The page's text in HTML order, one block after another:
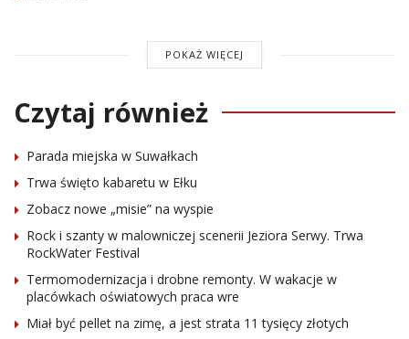
POKAŻ WIĘCEJ
Czytaj również
Parada miejska w Suwałkach
Trwa święto kabaretu w Ełku
Zobacz nowe „misie” na wyspie
Rock i szanty w malowniczej scenerii Jeziora Serwy. Trwa
RockWater Festival
Termomodernizacja i drobne remonty. W wakacje w
placówkach oświatowych praca wre
Miał być pellet na zimę, a jest strata 11 tysięcy złotych